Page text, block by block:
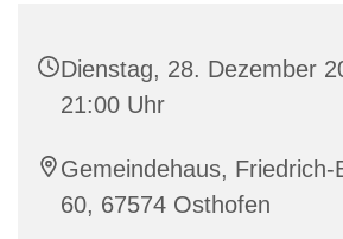
Dienstag, 28. Dezember
21:00 Uhr
Gemeindehaus,
60, 67574 Osthofen